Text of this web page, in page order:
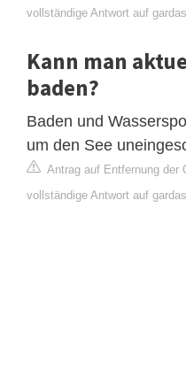
vollständige Antwort auf
Kann man
baden?
Baden und
um den See
Antrag auf Entfernung der
vollständige Antwort auf